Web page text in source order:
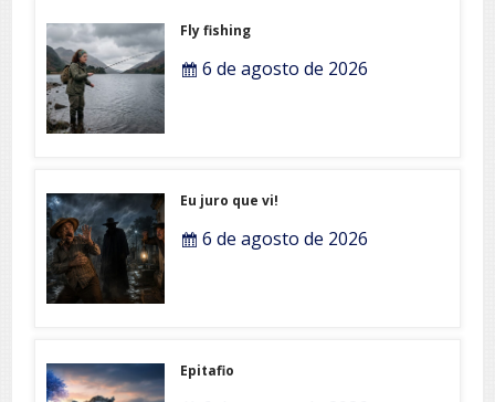
Fly fishing
6 de agosto de 2026
Eu juro que vi!
6 de agosto de 2026
Epitafio